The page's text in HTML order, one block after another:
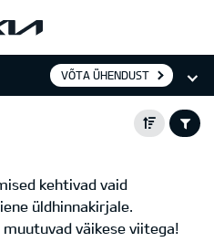
VÕTA ÜHENDUST
kehtivad vaid
üldhinnakirjale.
väikese viitega!